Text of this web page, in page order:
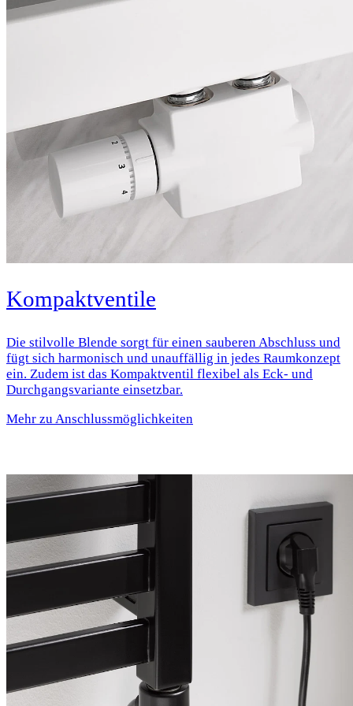
Kompaktventile
Die stilvolle Blende sorgt für einen sauberen Abschluss und
fügt sich harmonisch und unauffällig in jedes Raumkonzept
ein. Zudem ist das Kompaktventil flexibel als Eck- und
Durchgangsvariante einsetzbar.
Mehr zu Anschlussmöglichkeiten